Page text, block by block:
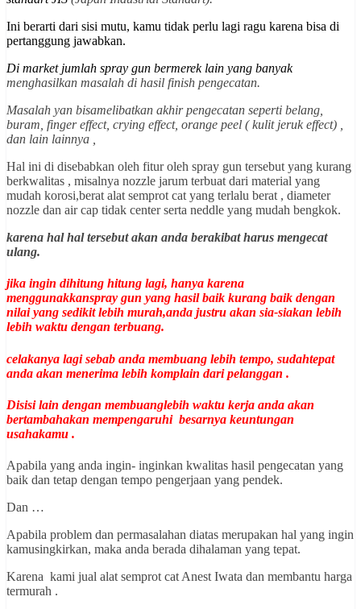
Ini berarti dari sisi mutu, kamu tidak perlu lagi ragu karena bisa di
pertanggung jawabkan.
Di market jumlah spray gun bermerek lain yang banyak
menghasilkan masalah di hasil finish pengecatan.
Masalah yan bisamelibatkan akhir pengecatan seperti belang,
buram, finger effect, crying effect, orange peel ( kulit jeruk effect) ,
dan lain lainnya ,
Hal ini di disebabkan oleh fitur oleh spray gun tersebut yang kurang
berkwalitas , misalnya nozzle jarum terbuat dari material yang
mudah korosi,berat alat semprot cat yang terlalu berat , diameter
nozzle dan air cap tidak center serta neddle yang mudah bengkok.
karena hal hal tersebut akan anda berakibat harus mengecat
ulang.
jika ingin dihitung hitung lagi, hanya karena
menggunakkanspray gun yang hasil baik kurang baik dengan
nilai yang sedikit lebih murah,anda justru akan sia-siakan lebih
lebih waktu dengan terbuang.
celakanya lagi sebab anda membuang lebih tempo, sudahtepat
anda akan menerima lebih komplain dari pelanggan .
Disisi lain dengan membuanglebih waktu kerja anda akan
bertambahakan mempengaruhi besarnya keuntungan
usahakamu .
Apabila yang anda ingin- inginkan kwalitas hasil pengecatan yang
baik dan tetap dengan tempo pengerjaan yang pendek.
Dan …
Apabila problem dan permasalahan diatas merupakan hal yang ingin
kamusingkirkan, maka anda berada dihalaman yang tepat.
Karena kami jual alat semprot cat Anest Iwata dan membantu harga
termurah .